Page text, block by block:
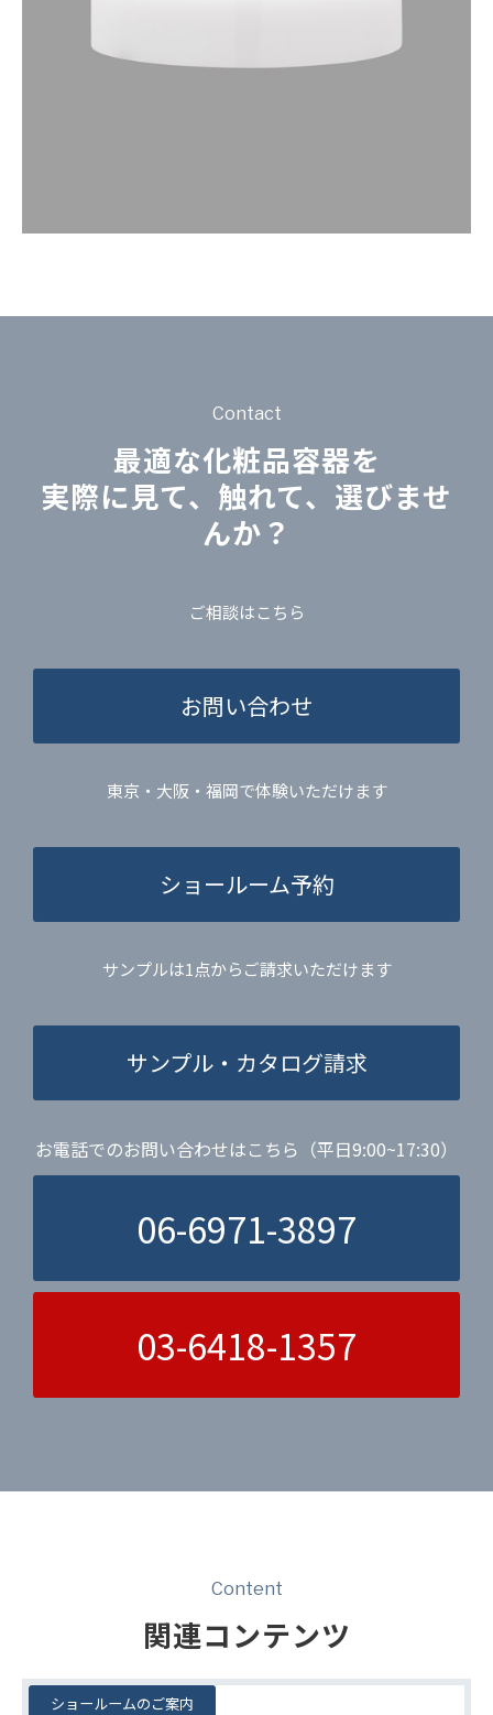
Contact
最適な化粧品容器を
実際に見て、触れて、選びませ
んか？
ご相談はこちら
お問い合わせ
東京・大阪・福岡で体験いただけます
ショールーム予約
サンプルは1点からご請求いただけます
サンプル・カタログ請求
お電話でのお問い合わせはこちら（平日9:00~17:30）
06-6971-3897
03-6418-1357
Content
関連コンテンツ
ショールームのご案内